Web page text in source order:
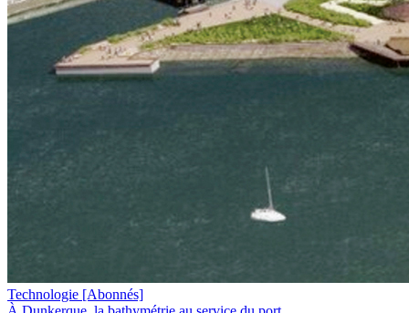
Technologie [Abonnés]